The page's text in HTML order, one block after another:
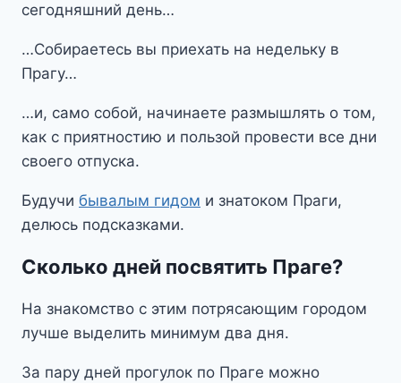
сегодняшний день…
…Собираетесь вы приехать на недельку в
Прагу…
…и, само собой, начинаете размышлять о том,
как с приятностию и пользой провести все дни
своего отпуска.
Будучи бывалым гидом и знатоком Праги,
делюсь подсказками.
Сколько дней посвятить Праге?
На знакомство с этим потрясающим городом
лучше выделить минимум два дня.
За пару дней прогулок по Праге можно